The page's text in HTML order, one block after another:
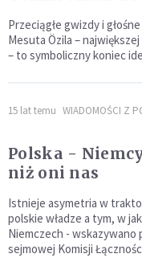
Przeciągłe gwizdy i
Mesuta Özila –
– to symboliczny koniec
15 lat temu WIADOMOŚCI Z
Polska -
niż oni nas
Istnieje asymetria w
polskie władze a tym, w
Niemczech -
sejmowej Komisji